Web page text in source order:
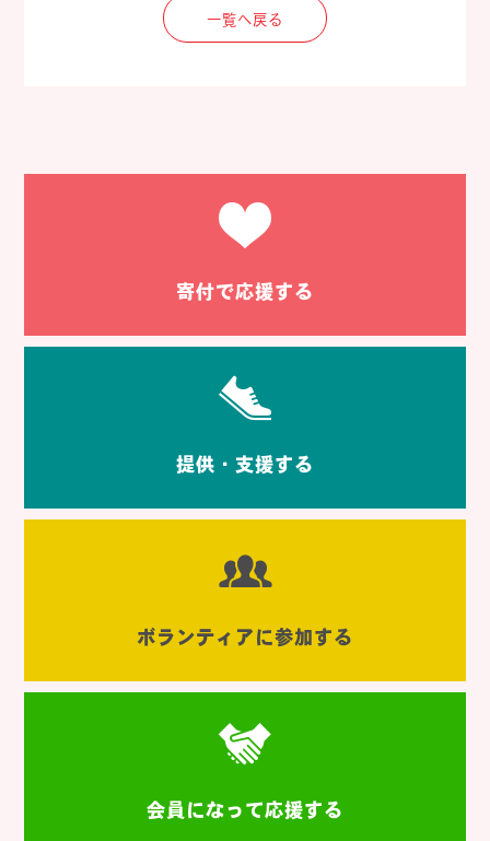
一覧へ戻る
寄付で応援する
提供・支援する
ボランティアに参加する
会員になって応援する